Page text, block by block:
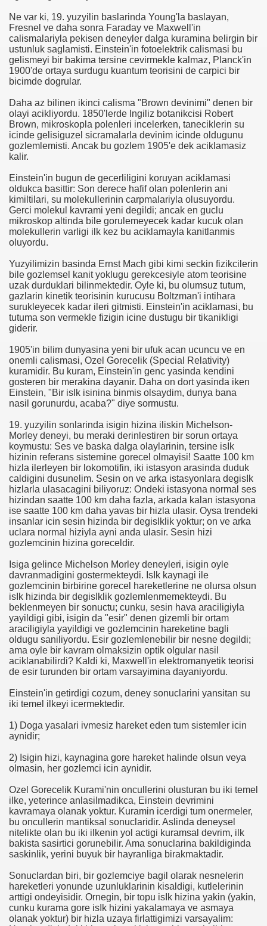
Ne var ki, 19. yuzyilin baslarinda Young'la baslayan,
Fresnel ve daha sonra Faraday ve Maxwell'in
calismalariyla pekisen deneyler dalga kuramina belirgin bir
ustunluk saglamisti. Einstein'in fotoelektrik calismasi bu
gelismeyi bir bakima tersine cevirmekle kalmaz, Planck'in
1900'de ortaya surdugu kuantum teorisini de carpici bir
bicimde dogrular.
Daha az bilinen ikinci calisma "Brown devinimi" denen bir
olayi acikliyordu. 1850'lerde Ingiliz botanikcisi Robert
Brown, mikroskopla polenleri incelerken, taneciklerin su
icinde gelisiguzel sicramalarla devinim icinde oldugunu
gozlemlemisti. Ancak bu gozlem 1905'e dek aciklamasiz
kalir.
Einstein'in bugun de gecerliligini koruyan aciklamasi
oldukca basittir: Son derece hafif olan polenlerin ani
kimiltilari, su molekullerinin carpmalariyla olusuyordu.
Gerci molekul kavrami yeni degildi; ancak en guclu
mikroskop altinda bile gorulemeyecek kadar kucuk olan
molekullerin varligi ilk kez bu aciklamayla kanitlanmis
oluyordu.
Yuzyilimizin basinda Ernst Mach gibi kimi seckin fizikcilerin
bile gozlemsel kanit yoklugu gerekcesiyle atom teorisine
uzak durduklari bilinmektedir. Oyle ki, bu olumsuz tutum,
gazlarin kinetik teorisinin kurucusu Boltzman'i intihara
surukleyecek kadar ileri gitmisti. Einstein'in aciklamasi, bu
tutuma son vermekle fizigin icine dustugu bir tikanikligi
giderir.
1905'in bilim dunyasina yeni bir ufuk acan ucuncu ve en
onemli calismasi, Ozel Gorecelik (Special Relativity)
kuramidir. Bu kuram, Einstein'in genc yasinda kendini
gosteren bir merakina dayanir. Daha on dort yasinda iken
Einstein, "Bir isIk isinina binmis olsaydim, dunya bana
nasil gorunurdu, acaba?" diye sormustu.
19. yuzyilin sonlarinda isigin hizina iliskin Michelson-
Morley deneyi, bu meraki derinlestiren bir sorun ortaya
koymustu: Ses ve baska dalga olaylarinin, tersine isIk
hizinin referans sistemine gorecel olmayisi! Saatte 100 km
hizla ilerleyen bir lokomotifin, iki istasyon arasinda duduk
caldigini dusunelim. Sesin on ve arka istasyonlara degisIk
hizlarla ulasacagini biliyoruz: Ondeki istasyona normal ses
hizindan saatte 100 km daha fazla, arkada kalan istasyona
ise saatte 100 km daha yavas bir hizla ulasir. Oysa trendeki
insanlar icin sesin hizinda bir degisIklik yoktur; on ve arka
uclara normal hiziyla ayni anda ulasir. Sesin hizi
gozlemcinin hizina goreceldir.
Isiga gelince Michelson Morley deneyleri, isigin oyle
davranmadigini gostermekteydi. IsIk kaynagi ile
gozlemcinin birbirine gorecel hareketlerine ne olursa olsun
isIk hizinda bir degisIklik gozlemlenmemekteydi. Bu
beklenmeyen bir sonuctu; cunku, sesin hava araciligiyla
yayildigi gibi, isigin da "esir" denen gizemli bir ortam
araciligiyla yayildigi ve gozlemcinin hareketine bagli
oldugu saniliyordu. Esir gozlemlenebilir bir nesne degildi;
ama oyle bir kavram olmaksizin optik olgular nasil
aciklanabilirdi? Kaldi ki, Maxwell'in elektromanyetik teorisi
de esir turunden bir ortam varsayimina dayaniyordu.
Einstein'in getirdigi cozum, deney sonuclarini yansitan su
iki temel ilkeyi icermektedir.
1) Doga yasalari ivmesiz hareket eden tum sistemler icin
aynidir;
2) Isigin hizi, kaynagina gore hareket halinde olsun veya
olmasin, her gozlemci icin aynidir.
Ozel Gorecelik Kurami'nin oncullerini olusturan bu iki temel
ilke, yeterince anlasilmadikca, Einstein devrimini
kavramaya olanak yoktur. Kuramin icerdigi tum onermeler,
bu oncullerin mantiksal sonuclaridir. Aslinda deneysel
nitelikte olan bu iki ilkenin yol actigi kuramsal devrim, ilk
bakista sasirtici gorunebilir. Ama sonuclarina bakildiginda
saskinlik, yerini buyuk bir hayranliga birakmaktadir.
Sonuclardan biri, bir gozlemciye bagil olarak nesnelerin
hareketleri yonunde uzunluklarinin kisaldigi, kutlelerinin
arttigi ondeyisidir. Ornegin, bir topu isIk hizina yakin (yakin,
cunku kurama gore isIk hizini yakalamaya ve asmaya
olanak yoktur) bir hizla uzaya firlattigimizi varsayalim:
Öztürk Yakaladı
Öldü
Ortadan Kalkmış
birden “olmak” mümkün
Yazılı Tişörtle Çıktı
Kupadan Elendi
Olmayız
keşfedildi
Berabere Kaldı
Aday Adayı Oldu
saatte kapınızda
Programa Başlıyor
Kapsayan Seçim Anketi